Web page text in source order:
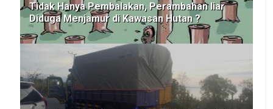
Tidak Hanya Pembalakan, Perambahan liar
Diduga Menjamur di Kawasan Hutan ?